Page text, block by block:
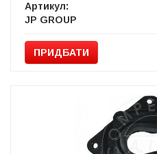
Артикул:
JP GROUP
ПРИДБАТИ